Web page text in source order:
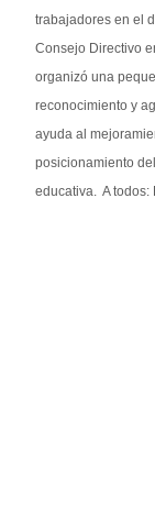
trabajadores en el
Consejo Directivo
organizó una
reconocimiento y
ayuda al
posicionamiento
educativa. A todos: